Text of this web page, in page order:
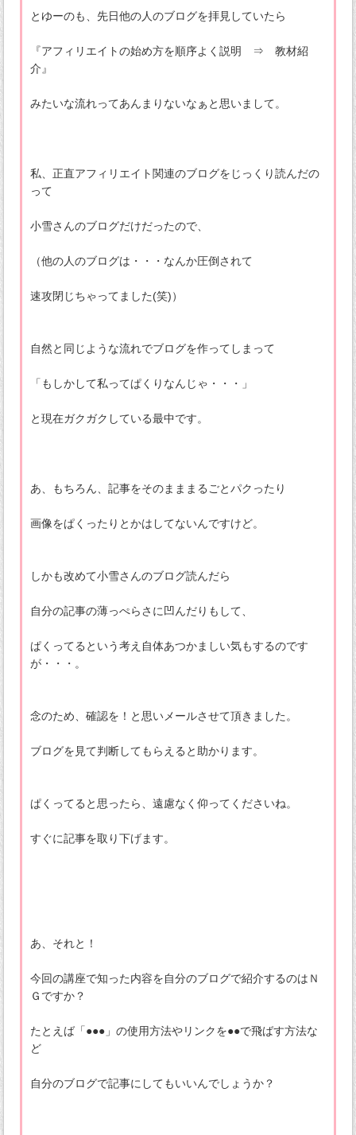
とゆーのも、先日他の人のブログを拝見していたら
『アフィリエイトの始め方を順序よく説明 ⇒ 教材紹
介』
みたいな流れってあんまりないなぁと思いまして。
私、正直アフィリエイト関連のブログをじっくり読んだの
って
小雪さんのブログだけだったので、
（他の人のブログは・・・なんか圧倒されて
速攻閉じちゃってました(笑)）
自然と同じような流れでブログを作ってしまって
「もしかして私ってぱくりなんじゃ・・・」
と現在ガクガクしている最中です。
あ、もちろん、記事をそのまままるごとパクったり
画像をぱくったりとかはしてないんですけど。
しかも改めて小雪さんのブログ読んだら
自分の記事の薄っぺらさに凹んだりもして、
ぱくってるという考え自体あつかましい気もするのです
が・・・。
念のため、確認を！と思いメールさせて頂きました。
ブログを見て判断してもらえると助かります。
ぱくってると思ったら、遠慮なく仰ってくださいね。
すぐに記事を取り下げます。
あ、それと！
今回の講座で知った内容を自分のブログで紹介するのはＮ
Ｇですか？
たとえば「●●●」の使用方法やリンクを●●で飛ばす方法な
ど
自分のブログで記事にしてもいいんでしょうか？